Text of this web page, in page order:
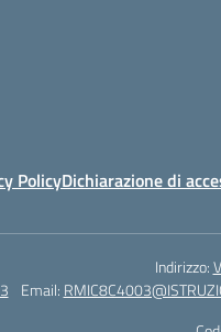
PolicyDichiarazione di
Indirizzo:
Email: